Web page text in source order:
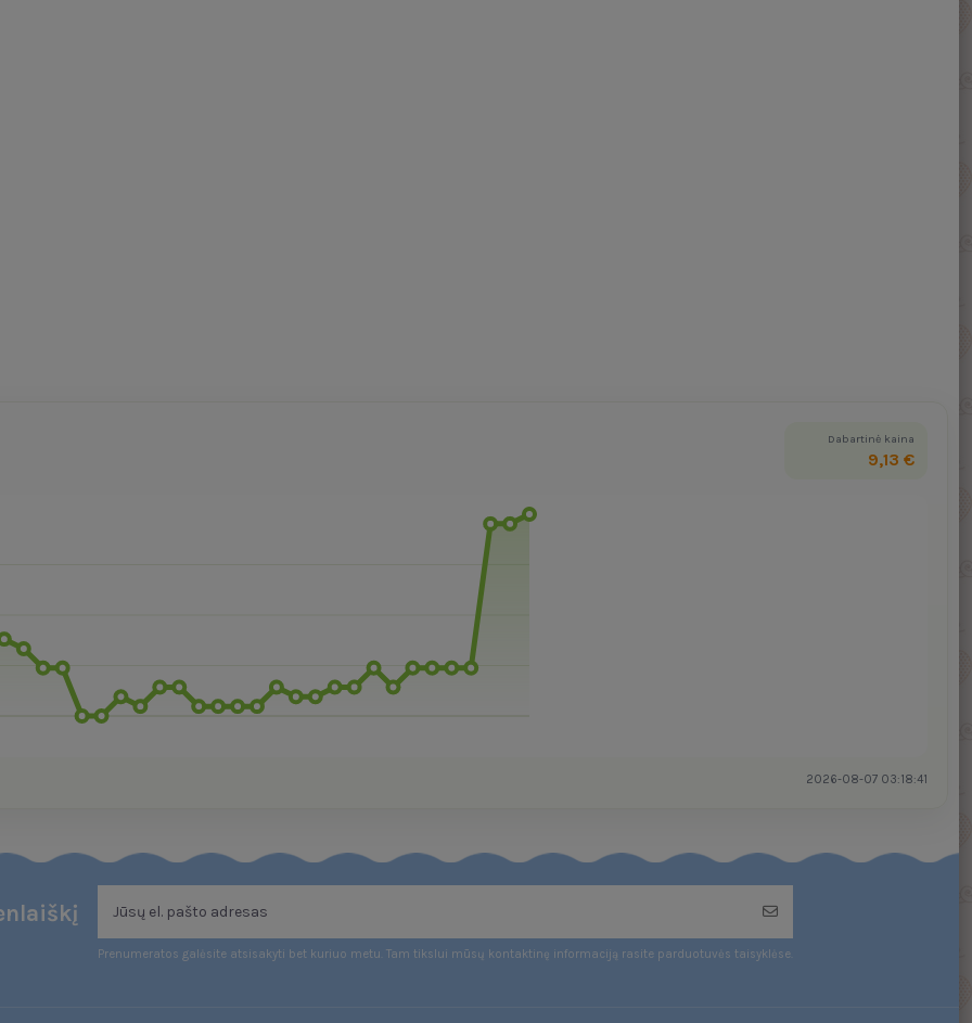
Dabartinė kaina
9,13 €
2026-08-07 03:18:41
Prenumeratos galėsite atsisakyti bet kuriuo metu. Tam tikslui mūsų kontaktinę informaciją rasite parduotuvės taisyklėse.